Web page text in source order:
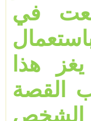
في
يغز هذا
القصة